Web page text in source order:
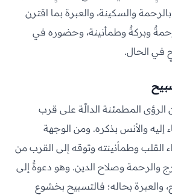
والسكينة، والعبرة بما اقترن
وبركةٌ وطمأنينة، وحضوره في
في الحال.
الرؤى المطمئنة الدالّة على قرب
إليه والأنس بذكره. ومن الوجهة
القلب وطمأنينته وتوقه إلى القرب من
والرحمة وصلاح الدين. وهو دعوةٌ إلى
والعبرة بحاله؛ فالتسبيح بخشوعٍ